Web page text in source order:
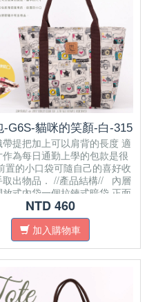
-G6S-貓咪的笑顏-白-315
提把加上可以肩背的長度 適
為每日通勤上學的包款是很
置的小口袋可隨自己的喜好收
取出物品． //產品結構// 內層
式內袋 ​一個拉鍊式暗袋 正面
口袋 肩帶為純棉織帶 面料材質
拉鍊密合開口 可置放A4紙
NTD 460
加入購物車